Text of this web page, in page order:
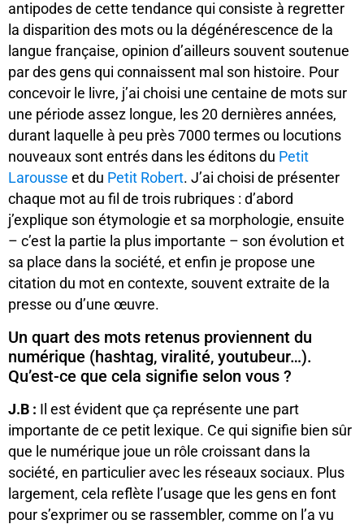
antipodes de cette tendance qui consiste à regretter
la disparition des mots ou la dégénérescence de la
langue française, opinion d’ailleurs souvent soutenue
par des gens qui connaissent mal son histoire. Pour
concevoir le livre, j’ai choisi une centaine de mots sur
une période assez longue, les 20 dernières années,
durant laquelle à peu près 7000 termes ou locutions
nouveaux sont entrés dans les éditons du Petit
Larousse et du Petit Robert. J’ai choisi de présenter
chaque mot au fil de trois rubriques : d’abord
j’explique son étymologie et sa morphologie, ensuite
– c’est la partie la plus importante – son évolution et
sa place dans la société, et enfin je propose une
citation du mot en contexte, souvent extraite de la
presse ou d’une œuvre.
Un quart des mots retenus proviennent du
numérique (hashtag, viralité, youtubeur…).
Qu’est-ce que cela signifie selon vous ?
J.B : Il est évident que ça représente une part
importante de ce petit lexique. Ce qui signifie bien sûr
que le numérique joue un rôle croissant dans la
société, en particulier avec les réseaux sociaux. Plus
largement, cela reflète l’usage que les gens en font
pour s’exprimer ou se rassembler, comme on l’a vu